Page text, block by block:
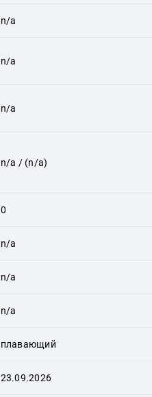
n/a
n/a
n/a
n/a / (n/a)
0
n/a
n/a
n/a
плавающий
23.09.2026